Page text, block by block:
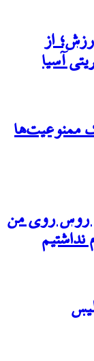
از
آسیا
ممنوعیت‌ها
روس روی من
نداشتیم